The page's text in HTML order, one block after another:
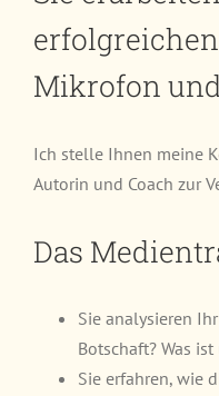
Mikrofon
Ich stelle Ihnen meine
Autorin und Coach zur
Das
Sie analysieren
Botschaft? Was
Sie erfahren, wie